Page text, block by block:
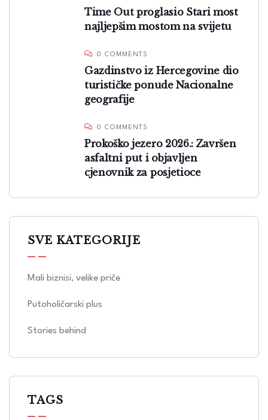
Time Out proglasio Stari most
najljepšim mostom na svijetu
0 COMMENTS
Gazdinstvo iz Hercegovine dio
turističke ponude Nacionalne
geografije
0 COMMENTS
Prokoško jezero 2026.: Završen
asfaltni put i objavljen
cjenovnik za posjetioce
SVE KATEGORIJE
Mali biznisi, velike priče
Putoholičarski plus
Stories behind
TAGS